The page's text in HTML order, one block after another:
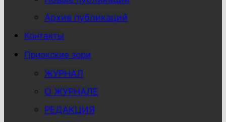
Архив публикаций
Контакты
Приокские зори
ЖУРНАЛ
О ЖУРНАЛЕ
РЕДАКЦИЯ